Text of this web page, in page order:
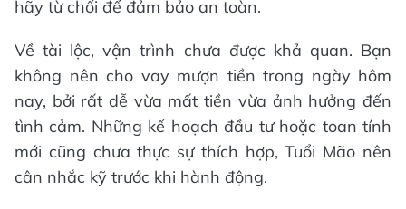
hãy từ chối để đảm bảo an toàn.
Về tài lộc, vận trình chưa được khả quan. Bạn
không nên cho vay mượn tiền trong ngày hôm
nay, bởi rất dễ vừa mất tiền vừa ảnh hưởng đến
tình cảm. Những kế hoạch đầu tư hoặc toan tính
mới cũng chưa thực sự thích hợp, Tuổi Mão nên
cân nhắc kỹ trước khi hành động.